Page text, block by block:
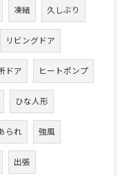
凍結 久しぶり
リビングドア
ドア ヒートポンプ
ひな人形
られ 強風
出張